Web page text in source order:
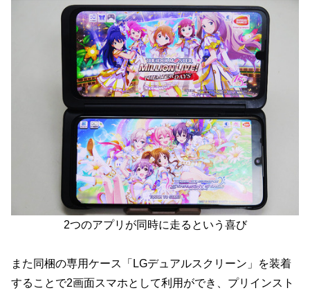
2つのアプリが同時に走るという喜び
また同梱の専用ケース「LGデュアルスクリーン」を装着
することで2画面スマホとして利用ができ、プリインスト